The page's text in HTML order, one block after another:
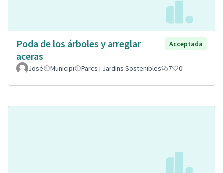
Poda de los árboles y arreglar
aceras
Acceptada
José Municipi Parcs i Jardins Sostenibles 7 0